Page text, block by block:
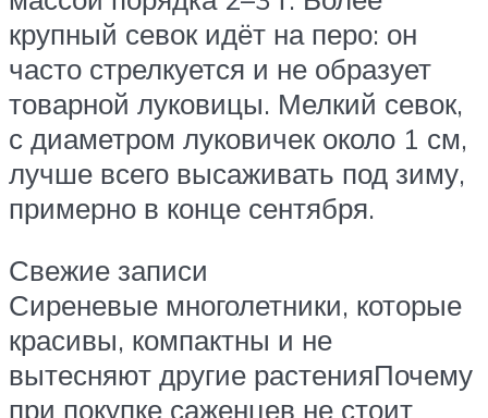
крупный севок идёт на перо: он
часто стрелкуется и не образует
товарной луковицы. Мелкий севок,
с диаметром луковичек около 1 см,
лучше всего высаживать под зиму,
примерно в конце сентября.
Свежие записи
Сиреневые многолетники, которые
красивы, компактны и не
вытесняют другие растенияПочему
при покупке саженцев не стоит